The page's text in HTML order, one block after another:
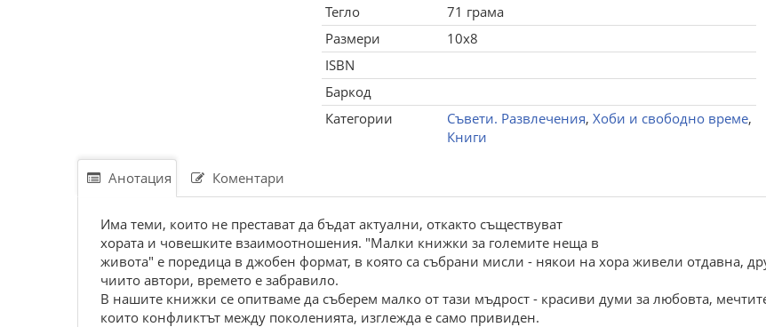
Тегло
71 грама
Размери
10x8
ISBN
Баркод
Категории
Съвети. Развлечения, Хоби и свободно време,
Книги
Анотация Коментари
Има теми, които не престават да бъдат актуални, откакто съществуват
хората и човешките взаимоотношения. "Малки книжки за големите неща в
живота" е поредица в джобен формат, в която са събрани мисли - някои на хора живели отдавна,
чиито автори, времето е забравило.
В нашите книжки се опитваме да съберем малко от тази мъдрост - красиви думи за любовта,
които конфликтът между поколенията, изглежда е само привиден.